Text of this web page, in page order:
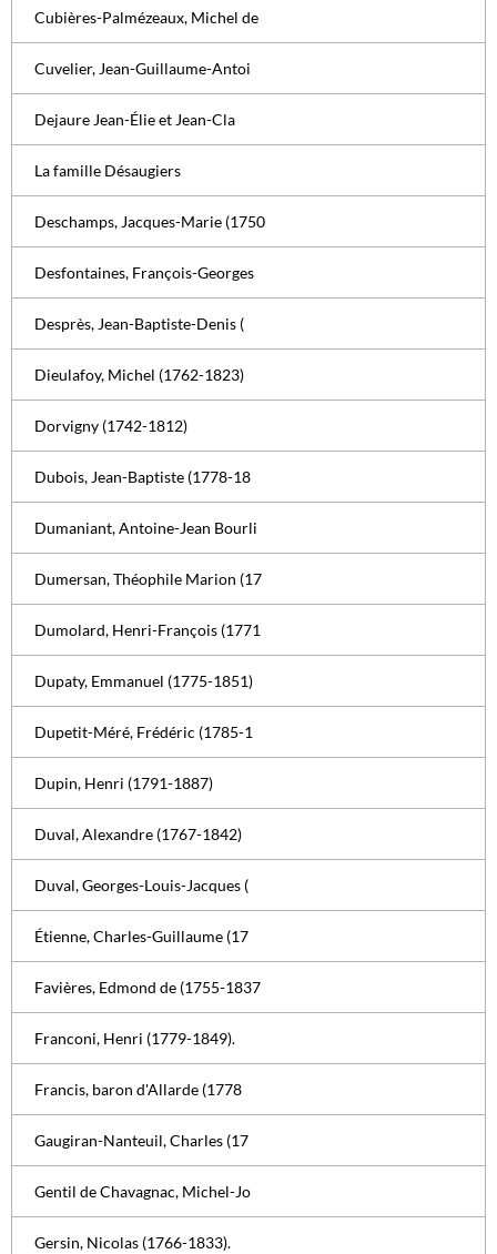
Cubières-Palmézeaux, Michel de
Cuvelier, Jean-Guillaume-Antoi
Dejaure Jean-Élie et Jean-Cla
La famille Désaugiers
Deschamps, Jacques-Marie (1750
Desfontaines, François-Georges
Desprès, Jean-Baptiste-Denis (
Dieulafoy, Michel (1762-1823)
Dorvigny (1742-1812)
Dubois, Jean-Baptiste (1778-18
Dumaniant, Antoine-Jean Bourli
Dumersan, Théophile Marion (17
Dumolard, Henri-François (1771
Dupaty, Emmanuel (1775-1851)
Dupetit-Méré, Frédéric (1785-1
Dupin, Henri (1791-1887)
Duval, Alexandre (1767-1842)
Duval, Georges-Louis-Jacques (
Étienne, Charles-Guillaume (17
Favières, Edmond de (1755-1837
Franconi, Henri (1779-1849).
Francis, baron d'Allarde (1778
Gaugiran-Nanteuil, Charles (17
Gentil de Chavagnac, Michel-Jo
Gersin, Nicolas (1766-1833).